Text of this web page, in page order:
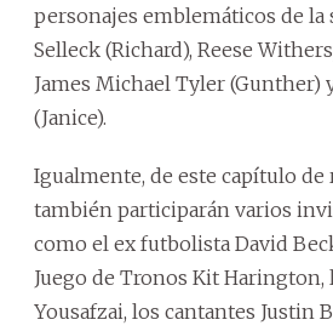
personajes emblemáticos de la
Selleck (Richard), Reese
James Michael Tyler (Gunther)
(Janice).
Igualmente, de este capítulo de
también participarán varios
como el ex futbolista David
Juego de Tronos Kit Harington,
Yousafzai, los cantantes Justin